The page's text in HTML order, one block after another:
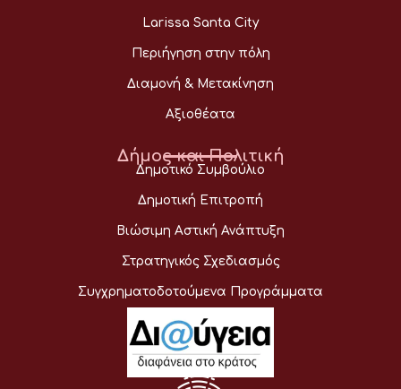
Larissa Santa City
Περιήγηση στην πόλη
Διαμονή & Μετακίνηση
Αξιοθέατα
Δήμος και Πολιτική
Δημοτικό Συμβούλιο
Δημοτική Επιτροπή
Βιώσιμη Αστική Ανάπτυξη
Στρατηγικός Σχεδιασμός
Συγχρηματοδοτούμενα Προγράμματα